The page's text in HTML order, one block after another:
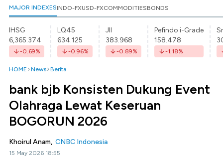
MAJOR INDEXESINDO-FXUSD-FXCOMMODITIESBONDS
IHSG
6,365.374
-0.69%
LQ45
634.125
-0.96%
JII
383.968
-0.89%
Pefindo i-Grade
158.478
-1.18%
HOME News Berita
bank bjb Konsisten Dukung Event
Olahraga Lewat Keseruan
BOGORUN 2026
Khoirul Anam, CNBC Indonesia
15 May 2026 18:55